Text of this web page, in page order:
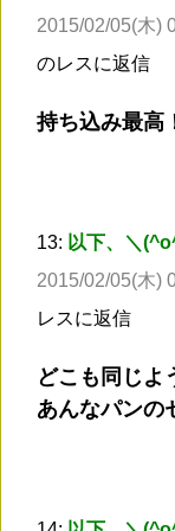
2015/02/05(木)
のレスに返信
持ち込み最高
13: 以下、＼
2015/02/05(木)
レスに返信
どこも同じよ
あんなパンの